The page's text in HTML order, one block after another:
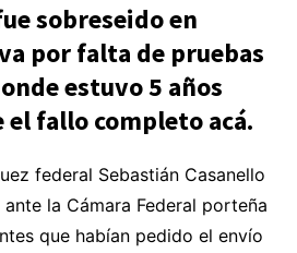
sobreseido en
por falta de pruebas
estuvo 5 años
el fallo completo acá.
federal Sebastián Casanello
la Cámara Federal porteña
que habían pedido el envío